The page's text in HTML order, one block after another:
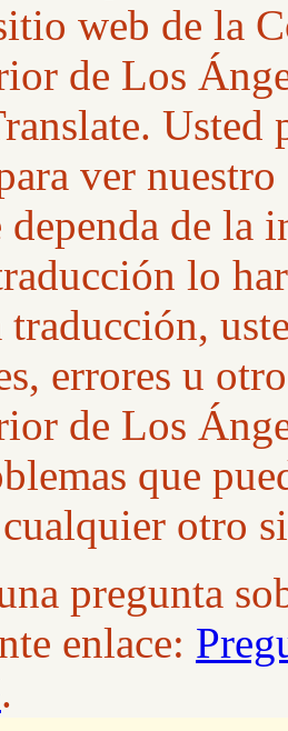
web de la
de Los
Usted
ver
dependa de la
lo
traducción,
errores u
de Los
que
otro
pregunta
enlace:
.